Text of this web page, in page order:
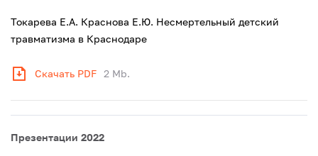
Токарева Е.А. Краснова Е.Ю. Несмертельный детский
травматизма в Краснодаре
Скачать PDF 2 Mb.
Презентации 2022